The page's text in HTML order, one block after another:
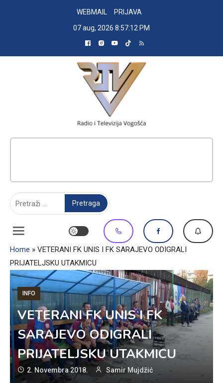
WEBMAIL
PRIJAVA
07 aug, 2026 8:57:12 PM
Home » VETERANI FK UNIS I FK SARAJEVO ODIGRALI
PRIJATELJSKU UTAKMICU
INFO
VETERANI FK UNIS I FK
SARAJEVO ODIGRALI
PRIJATELJSKU UTAKMICU
2. Novembra 2018. Samir Mujdžić